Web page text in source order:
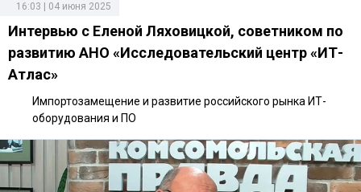
16:03 | 04 июня 2025
Интервью с Еленой Ляховицкой, советником по
развитию АНО «Исследовательский центр «ИТ-
Атлас»
Импортозамещение и развитие российского рынка ИТ-
оборудования и ПО